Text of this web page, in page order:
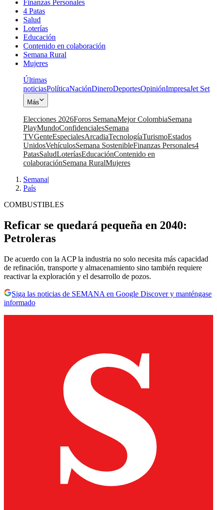
Finanzas Personales
4 Patas
Salud
Loterías
Educación
Contenido en colaboración
Semana Rural
Mujeres
Últimas
noticiasPolíticaNaciónDineroDeportesOpiniónImpresaJet Set
Más
Elecciones 2026Foros SemanaMejor ColombiaSemana
PlayMundoConfidencialesSemana
TVGenteEspecialesArcadiaTecnologíaTurismoEstados
UnidosVehículosSemana SostenibleFinanzas Personales4
PatasSaludLoteríasEducaciónContenido en
colaboraciónSemana RuralMujeres
Semana|
País
COMBUSTIBLES
Reficar se quedará pequeña en 2040:
Petroleras
De acuerdo con la ACP la industria no solo necesita más capacidad
de refinación, transporte y almacenamiento sino también requiere
reactivar la exploración y el desarrollo de pozos.
Siga las noticias de SEMANA en Google Discover y manténgase
informado